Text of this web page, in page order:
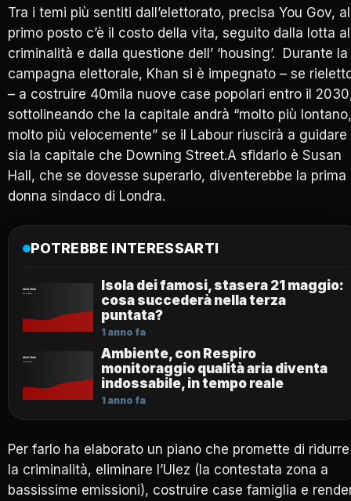
Tra i temi più sentiti dall’elettorato, precisa You Gov, al
primo posto c’è il costo della vita, seguito dalla lotta
criminalità e dalla questione dell’ ‘housing’. Durante la
campagna elettorale, Khan si è impegnato – se
– a costruire 40mila nuove case popolari entro il
sottolineando che la capitale andrà “molto più lontano,
molto più velocemente” se il Labour riuscirà a guidare
sia la capitale che Downing Street.A sfidarlo è Susan
Hall, che se dovesse superarlo, diventerebbe la prima
donna sindaco di Londra.
POTREBBE INTERESSARTI
Isola dei famosi, stasera 21 maggio:
cosa succederà nella terza
puntata?
1 anno fa
Ambiente, con Respiro
monitoraggio qualità aria diventa
indossabile, in tempo reale
1 anno fa
Per farlo ha elaborato un piano che promette di ridurre
la criminalità, eliminare l’Ulez (la contestata zona a
bassissime emissioni), costruire case famiglia e